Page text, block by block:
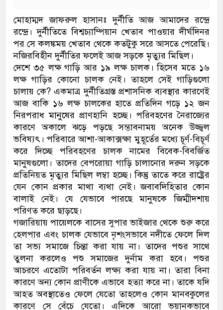
মোহাম্মদ জাফরুল হাসানঃ দুর্নীতি আজ আমাদের রন্দ্রে
রন্দ্রে। দুর্নীতিতে বিশ্বচ্যাম্পিয়ান খেতাব পাওয়ার দীর্ঘদিনর
পর সে কলঙ্কময় খেতাব থেকে কতটুকু সরে আসতে পেরেছি।
নজিরবিহীন দুর্নীতির ফলেই আজ সড়কে মৃত্যুর মিছিল।
দেশে ৩৫ লক্ষ গাড়ি আর ১৯ লক্ষ চালক। হিসেব মতে ১৬
লক্ষ গাড়ির কোনো চালক নেই। তাহলে সেই গাড়িগুলো
চালায় কে? একমাত্র দুর্নীতিগ্রস্ত প্রশাসনিক ব্যবস্থার কারণেই
আজ বাকি ১৬ লক্ষ চালকের হাতে প্রতিদিন গড়ে ১২ জন
নিরপরাধ মানুষের প্রাণহানি হচ্ছে। পরিবহণের নৈরাজ্যের
কারণে অকালে ঝড়ে পড়ছে সম্ভাবনাময় অনেক উজ্জ্বল
ভবিষ্যৎ। পরিবারে আশা-আকাক্সক্ষা মুহূর্তের মধ্যে চূর্ণ-বিচূর্ণ
করে দিচ্ছে পরিবহণের চালক নামের বিবেক-বিবর্জিত
মানুষগুলো। তাদের বেপরোয়া গাড়ি চালানোর দরুন সড়কে
প্রতিনিয়ত মৃত্যুর মিছিল লম্বা হচ্ছে। কিন্তু তাতে করে রাষ্ট্রের
যেন কোন প্রকার মাথা ব্যথা নেই। জবাবদিহিতার কোন
বালাই নেই। যে যেভাবে পারছে মানুষকে জিম্মীদশায়
পরিণত করে ছাড়ছে।
গজারিয়ায় পায়েলকে বাসের সুপার ভাইজার থেকে শুরু করে
হেলপার এবং চালক যেভাবে নৃশংসভাবে নদীতে ফেলে দিল
তা সভ্য সমাজে চিন্তা করা যায় না। তাদের পশুর সাথে
তুলনা করলেও পশু সমাজের দুর্নাম করা হবে। পশুর
আচরণে এতোটা পরিবর্তন লক্ষ্য করা যায় না। তারা বিনা
কারণে অন্য কোন প্রাণীকে এভাবে হত্যা করে না। তাকে যদি
আহত অবস্থাতেও ফেলে যেতো তাহলেও কোন মানবকুলের
কারণে সে বেঁচে যেতো। এদিকে আরো ভয়ানকভাবে